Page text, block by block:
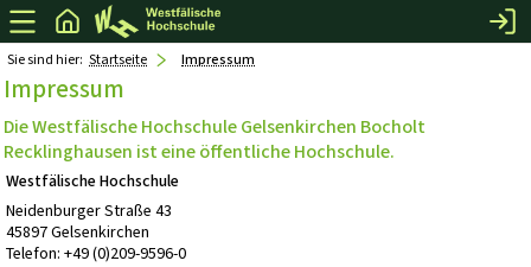
Sie sind hier: Startseite Impressum
Impressum
Die Westfälische Hochschule Gelsenkirchen Bocholt
Recklinghausen ist eine öffentliche Hochschule.
Westfälische Hochschule
Neidenburger Straße 43
45897 Gelsenkirchen
Telefon: +49 (0)209-9596-0